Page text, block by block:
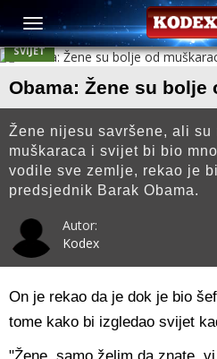
SVIJET
Obama: Žene su bolje
Žene nijesu savršene, ali su
muškaraca i svijet bi bio
vodile sve zemlje, rekao je
predsjednik Barak Obama.
Autor:
Kodex
On je rekao da je dok je bio
tome kako bi izgledao svijet
"Žene, samo želim da znate,